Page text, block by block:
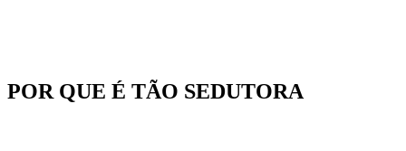
POR QUE É TÃO SEDUTORA